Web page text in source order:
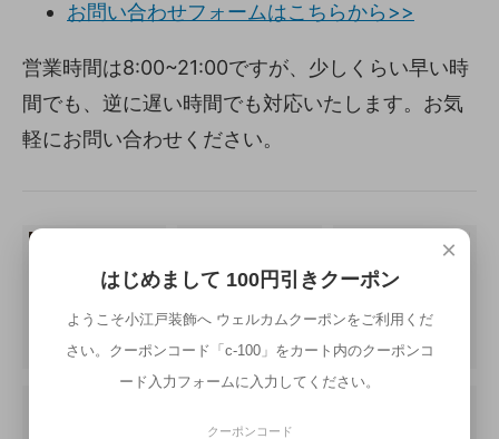
お問い合わせフォームはこちらから>>
営業時間は8:00~21:00ですが、少しくらい早い時
間でも、逆に遅い時間でも対応いたします。お気
軽にお問い合わせください。
×
はじめまして 100円引きクーポン
ようこそ小江戸装飾へ ウェルカムクーポンをご利用くだ
さい。クーポンコード「c-100」をカート内のクーポンコ
ード入力フォームに入力してください。
クーポンコード